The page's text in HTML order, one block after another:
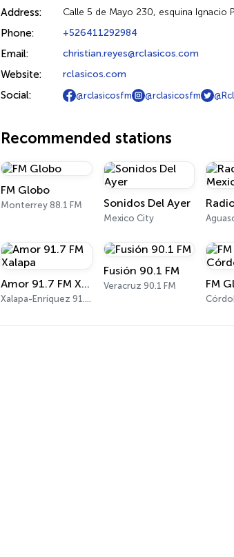
Address: Calle 5 de Mayo 230, esquina Ignacio
Phone: +526411292984
Email: christian.reyes@rclasicos.com
Website: rclasicos.com
Social: @rclasicosfm @rclasicosfm
Recommended stations
FM Globo
Monterrey 88.1 FM Sonidos Del Ayer
Mexico City
Amor 91.7 FM Xalapa
Xalapa-Enríquez 91.7 FM
Fusión 90.1 FM
Veracruz 90.1 FM